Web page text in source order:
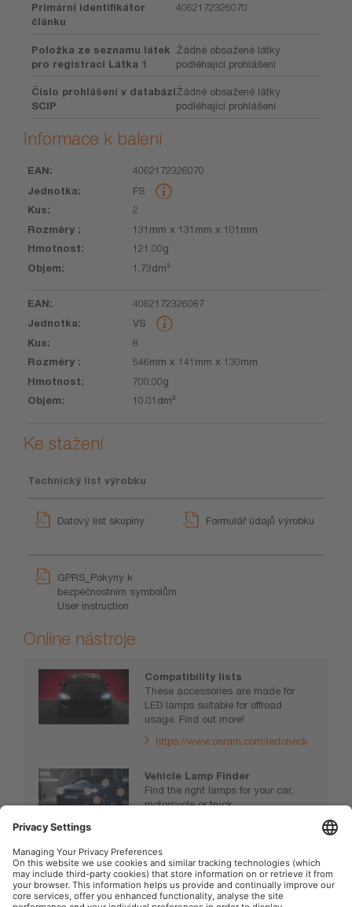
Primární identifikátor
článku
4062172326070
Položka ze seznamu látek
pro registraci Látka 1
Žádné obsažené látky
podléhající prohlášení
Číslo prohlášení v databázi
SCIP
Žádné obsažené látky
podléhající prohlášení
Informace k balení
EAN Kus Rozměry
4062172326070
FS
2
131mm x 131mm x 101mm
121.00g
1.73dm³
4062172326087
VS
8
546mm x 141mm x 130mm
700.00g
10.01dm³
Ke stažení
Technický list výrobku
Datový list skupiny Formulář údajů výrobku
GPRS_Pokyny k
bezpečnostním symbolům
User instruction
Online nástroje
Compatibility lists
These accessories are made for
LED lamps suitable for offroad
usage. Find out more!
https://www.osram.com/ledcheck
Vehicle Lamp Finder
Find the right lamps for your car,
motorcycle or truck.